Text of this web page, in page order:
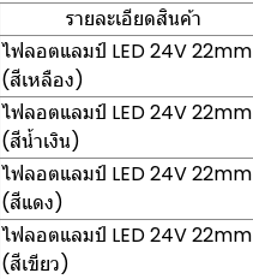
รายละเอียดสินค้า
ไฟลอตแลมป์ LED 24V 22mm
(สีเหลือง)
ไฟลอตแลมป์ LED 24V 22mm
(สีน้ำเงิน)
ไฟลอตแลมป์ LED 24V 22mm
(สีแดง)
ไฟลอตแลมป์ LED 24V 22mm
(สีเขียว)